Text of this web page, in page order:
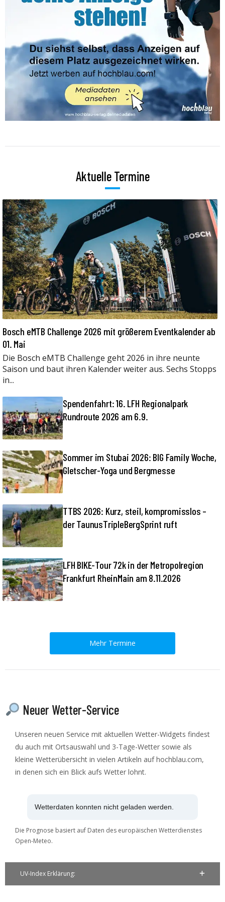
Aktuelle Termine
Bosch eMTB Challenge 2026 mit größerem Eventkalender ab
01. Mai
Die Bosch eMTB Challenge geht 2026 in ihre neunte
Saison und baut ihren Kalender weiter aus. Sechs Stopps
in...
Spendenfahrt: 16. LFH Regionalpark
Rundroute 2026 am 6.9.
Sommer im Stubai 2026: BIG Family Woche,
Gletscher-Yoga und Bergmesse
TTBS 2026: Kurz, steil, kompromisslos –
der TaunusTripleBergSprint ruft
LFH BIKE-Tour 72k in der Metropolregion
Frankfurt RheinMain am 8.11.2026
Mehr Termine
Neuer Wetter-Service
Unseren neuen Service mit aktuellen Wetter-Widgets findest
du auch mit Ortsauswahl und 3-Tage-Wetter sowie als
kleine Wetterübersicht in vielen Artikeln auf hochblau.com,
in denen sich ein Blick aufs Wetter lohnt.
Wetterdaten konnten nicht geladen werden.
Die Prognose basiert auf Daten des europäischen Wetterdienstes
Open-Meteo.
UV-Index Erklärung: